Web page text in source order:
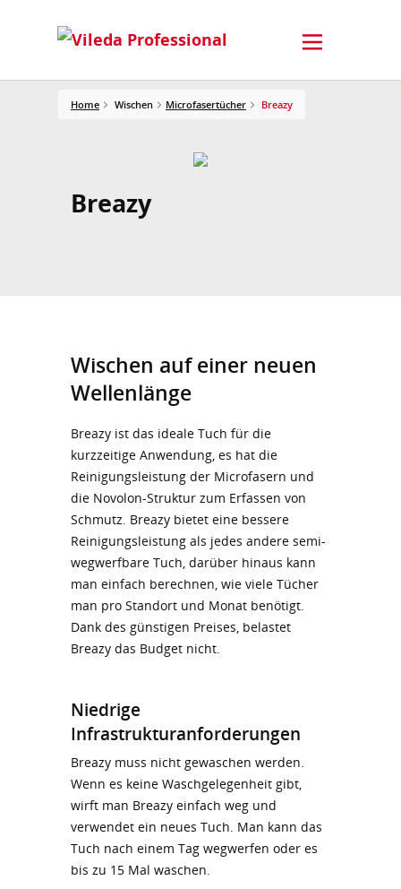
Home Wischen Microfasertücher Breazy
Breazy
Wischen auf einer neuen
Wellenlänge
Breazy ist das ideale Tuch für die
kurzzeitige Anwendung, es hat die
Reinigungsleistung der Microfasern und
die Novolon-Struktur zum Erfassen von
Schmutz. Breazy bietet eine bessere
Reinigungsleistung als jedes andere semi-
wegwerfbare Tuch, darüber hinaus kann
man einfach berechnen, wie viele Tücher
man pro Standort und Monat benötigt.
Dank des günstigen Preises, belastet
Breazy das Budget nicht.
Niedrige
Infrastrukturanforderungen
Breazy muss nicht gewaschen werden.
Wenn es keine Waschgelegenheit gibt,
wirft man Breazy einfach weg und
verwendet ein neues Tuch. Man kann das
Tuch nach einem Tag wegwerfen oder es
bis zu 15 Mal waschen.